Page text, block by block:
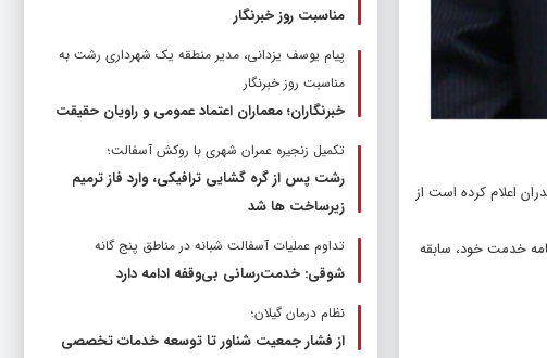
اعلام کرده است از
خدمت خود، سابقه
مناسبت روز خبرنگار
پیام یوسف یزدانی، مدیر منطقه یک شهرداری رشت به
مناسبت روز خبرنگار
خبرنگاران؛ معماران اعتماد عمومی و راویان حقیقت
تکمیل زنجیره عمران شهری با روکش آسفالت؛
رشت پس از گره گشایی ترافیکی، وارد فاز ترمیم
زیرساخت ها شد
تداوم عملیات آسفالت‌ شبانه در مناطق پنج گانه
شوقی: خدمت‌رسانی بی‌وقفه ادامه دارد
نظام درمان گیلان؛
از فشار جمعیت شناور تا توسعه خدمات تخصصی